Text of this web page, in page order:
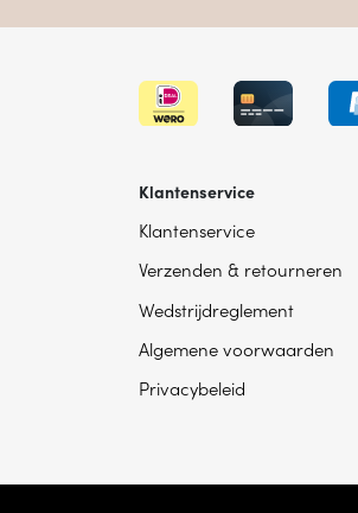
Klantenservice
Klantenservice
Verzenden & retourneren
Wedstrijdreglement
Algemene voorwaarden
Privacybeleid